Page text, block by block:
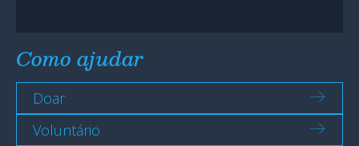
Como ajudar
Doar
Voluntário